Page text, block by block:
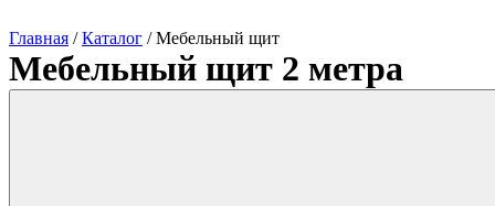
Главная /Каталог /Мебельный щит
Мебельный щит 2 метра